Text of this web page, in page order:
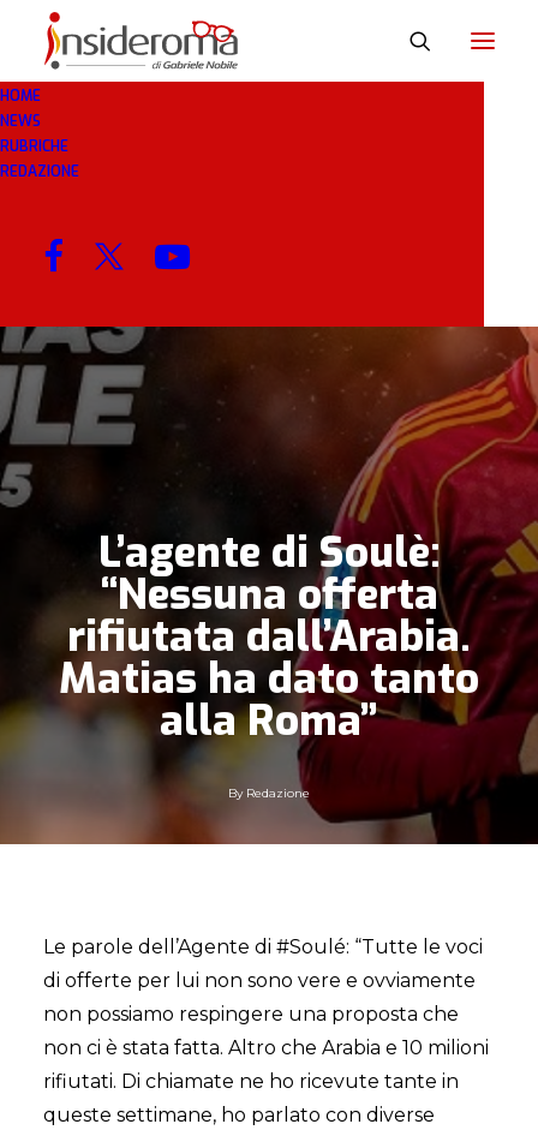
HOME
NEWS
RUBRICHE
REDAZIONE
30 GIU 2026
L’agente di Soulè:
“Nessuna offerta
rifiutata dall’Arabia.
Matias ha dato tanto
alla Roma”
By Redazione
Le parole dell’Agente di #Soulé: “Tutte le voci
di offerte per lui non sono vere e ovviamente
non possiamo respingere una proposta che
non ci è stata fatta. Altro che Arabia e 10 milioni
rifiutati. Di chiamate ne ho ricevute tante in
queste settimane, ho parlato con diverse